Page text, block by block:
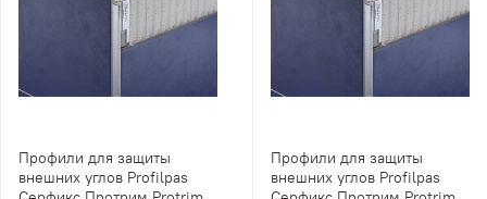
Профили для защиты
внешних углов Profilpas
Профили для защиты
внешних углов Profilpas